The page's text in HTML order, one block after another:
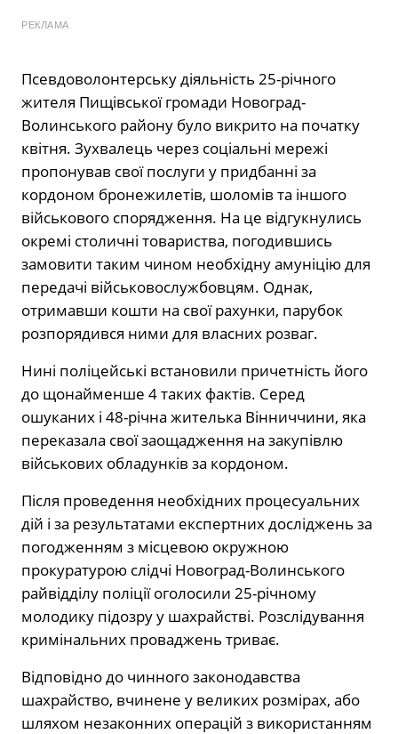
РЕКЛАМА
Псевдоволонтерську діяльність 25-річного
жителя Пищівської громади Новоград-
Волинського району було викрито на початку
квітня. Зухвалець через соціальні мережі
пропонував свої послуги у придбанні за
кордоном бронежилетів, шоломів та іншого
військового спорядження. На це відгукнулись
окремі столичні товариства, погодившись
замовити таким чином необхідну амуніцію для
передачі військовослужбовцям. Однак,
отримавши кошти на свої рахунки, парубок
розпорядився ними для власних розваг.
Нині поліцейські встановили причетність його
до щонайменше 4 таких фактів. Серед
ошуканих і 48-річна жителька Вінниччини, яка
переказала свої заощадження на закупівлю
військових обладунків за кордоном.
Після проведення необхідних процесуальних
дій і за результатами експертних досліджень за
погодженням з місцевою окружною
прокуратурою слідчі Новоград-Волинського
райвідділу поліції оголосили 25-річному
молодику підозру у шахрайстві. Розслідування
кримінальних проваджень триває.
Відповідно до чинного законодавства
шахрайство, вчинене у великих розмірах, або
шляхом незаконних операцій з використанням